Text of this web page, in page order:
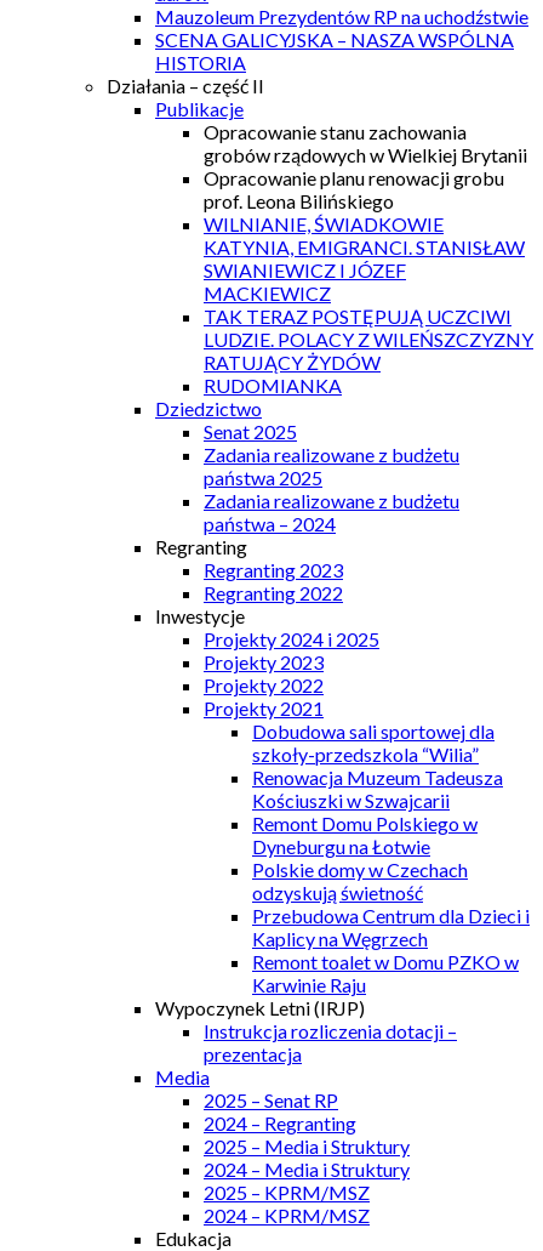
Mauzoleum Prezydentów RP na uchodźstwie
SCENA GALICYJSKA – NASZA WSPÓLNA
HISTORIA
Działania – część II
Publikacje
Opracowanie stanu zachowania
grobów rządowych w Wielkiej Brytanii
Opracowanie planu renowacji grobu
prof. Leona Bilińskiego
WILNIANIE, ŚWIADKOWIE
KATYNIA, EMIGRANCI. STANISŁAW
SWIANIEWICZ I JÓZEF
MACKIEWICZ
TAK TERAZ POSTĘPUJĄ UCZCIWI
LUDZIE. POLACY Z WILEŃSZCZYZNY
RATUJĄCY ŻYDÓW
RUDOMIANKA
Dziedzictwo
Senat 2025
Zadania realizowane z budżetu
państwa 2025
Zadania realizowane z budżetu
państwa – 2024
Regranting
Regranting 2023
Regranting 2022
Inwestycje
Projekty 2024 i 2025
Projekty 2023
Projekty 2022
Projekty 2021
Dobudowa sali sportowej dla
szkoły-przedszkola “Wilia”
Renowacja Muzeum Tadeusza
Kościuszki w Szwajcarii
Remont Domu Polskiego w
Dyneburgu na Łotwie
Polskie domy w Czechach
odzyskują świetność
Przebudowa Centrum dla Dzieci i
Kaplicy na Węgrzech
Remont toalet w Domu PZKO w
Karwinie Raju
Wypoczynek Letni (IRJP)
Instrukcja rozliczenia dotacji –
prezentacja
Media
2025 – Senat RP
2024 – Regranting
2025 – Media i Struktury
2024 – Media i Struktury
2025 – KPRM/MSZ
2024 – KPRM/MSZ
Edukacja